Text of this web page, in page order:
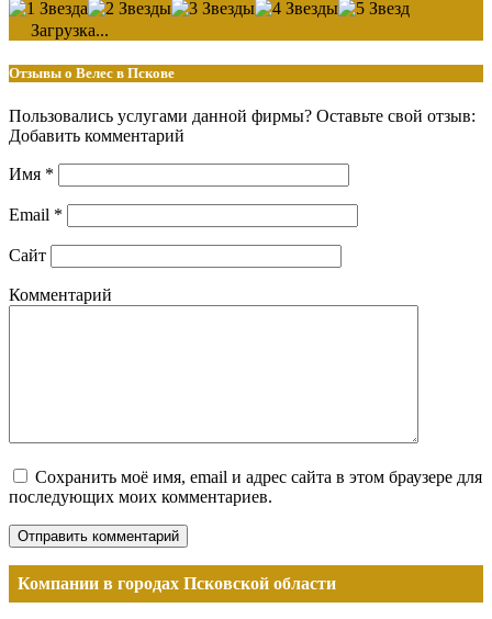
Загрузка...
Отзывы о Велес в Пскове
Пользовались услугами данной фирмы? Оставьте свой отзыв:
Добавить комментарий
Имя *
Email *
Сайт
Комментарий
Сохранить моё имя, email и адрес сайта в этом браузере для
последующих моих комментариев.
Компании в городах Псковской области